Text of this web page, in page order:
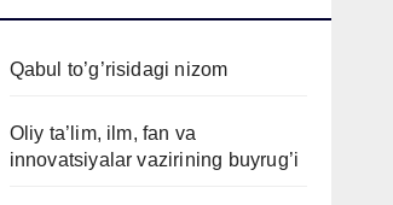
Qabul to’g’risidagi nizom
Oliy ta’lim, ilm, fan va
innovatsiyalar vazirining buyrug’i